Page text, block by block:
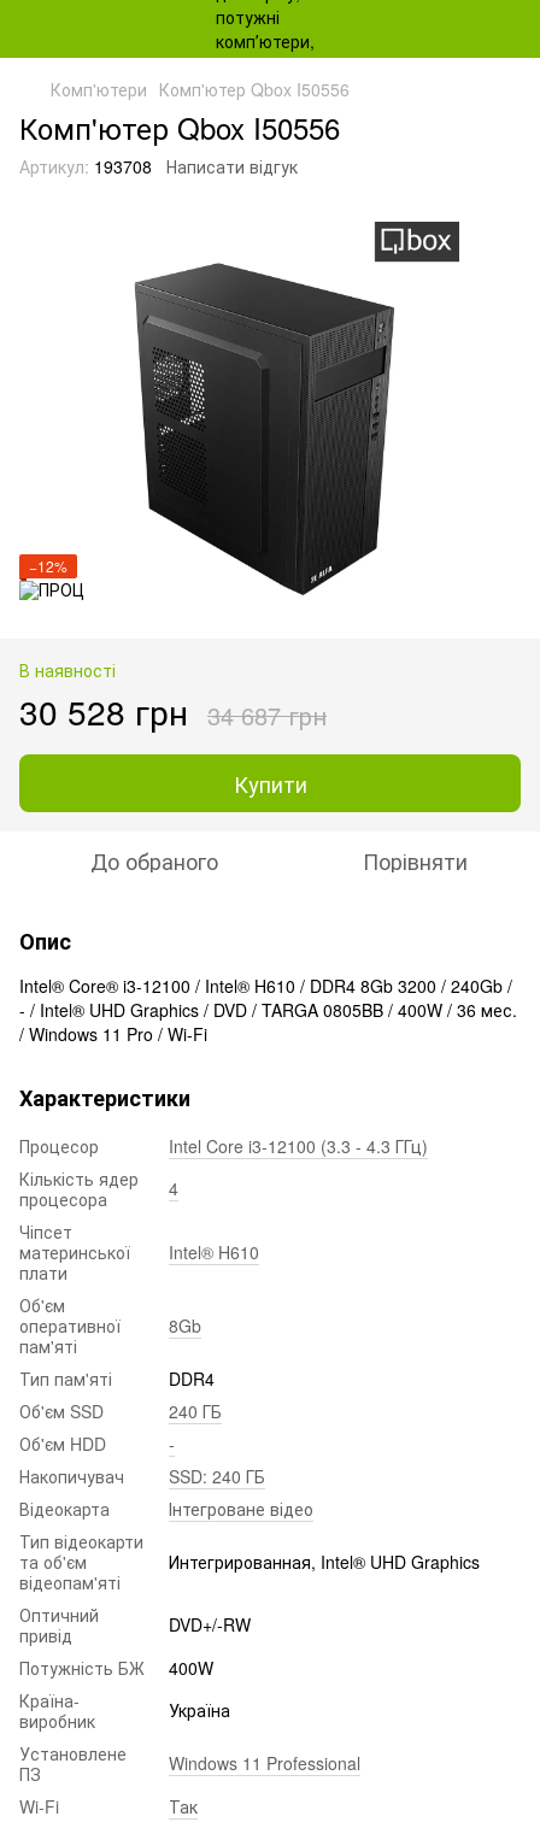
Комп'ютери Комп'ютер Qbox I50556
Комп'ютер Qbox I50556
Артикул: 193708 Написати відгук
−12%
В наявності
30 528 грн 34 687 грн
Купити
До обраного Порівняти
Опис
Intel® Core® i3-12100 / Intel® H610 / DDR4 8Gb 3200 / 240Gb /
- / Intel® UHD Graphics / DVD / TARGA 0805BB / 400W / 36 мес.
/ Windows 11 Pro / Wi-Fi
Характеристики
Процесор
Intel Core i3-12100 (3.3 - 4.3 ГГц)
Кількість ядер
процесора
4
Чіпсет
материнської
плати
Intel® H610
Об'єм
оперативної
пам'яті
8Gb
Тип пам'яті
DDR4
Об'єм SSD
240 ГБ
Об'єм HDD
-
Накопичувач
SSD: 240 ГБ
Відеокарта
Інтегроване відео
Тип відеокарти
та об'єм
відеопам'яті
Интегрированная, Intel® UHD Graphics
Оптичний
привід
DVD+/-RW
Потужність БЖ
400W
Країна-
виробник
Україна
Установлене
ПЗ
Windows 11 Professional
Wi-Fi
Так